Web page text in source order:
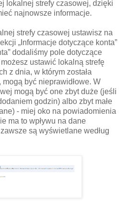
lokalnej strefy czasowej, dzięki
najnowsze informacje.
strefy czasowej ustawisz na
„Informacje dotyczące konta”
dodaliśmy pole dotyczące
ustawić lokalną strefę
z dnia, w którym została
być nieprawidłowe. W
mogą być one zbyt duże (jeśli
godzin) albo zbyt małe
- miej oko na powiadomienia
ma to wpływu na dane
są wyświetlane według